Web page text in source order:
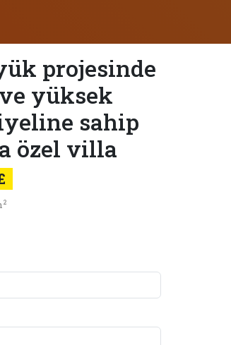
projesinde
yüksek
sahip
özel villa
2